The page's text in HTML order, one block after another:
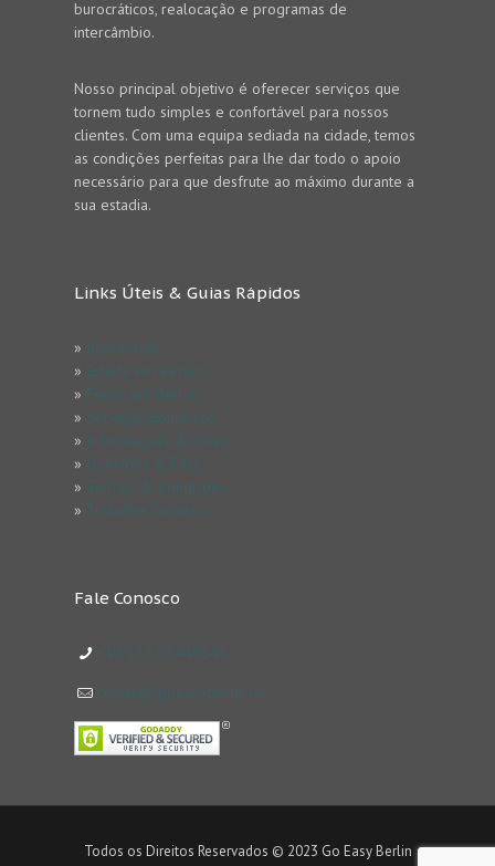
burocráticos, realocação e programas de
intercâmbio.
Nosso principal objetivo é oferecer serviços que
tornem tudo simples e confortável para nossos
clientes. Com uma equipa sediada na cidade, temos
as condições perfeitas para lhe dar todo o apoio
necessário para que desfrute ao máximo durante a
sua estadia.
Links Úteis & Guias Rápidos
»
»
»
»
»
»
»
»
Fale Conosco
Todos os Direitos Reservados © 2023 Go Easy Berlin